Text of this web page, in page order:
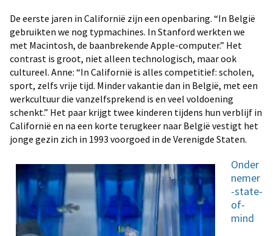
De eerste jaren in Californië zijn een openbaring. “In België
gebruikten we nog typmachines. In Stanford werkten we
met Macintosh, de baanbrekende Apple-computer.” Het
contrast is groot, niet alleen technologisch, maar ook
cultureel. Anne: “In Californië is alles competitief: scholen,
sport, zelfs vrije tijd. Minder vakantie dan in België, met een
werkcultuur die vanzelfsprekend is en veel voldoening
schenkt.” Het paar krijgt twee kinderen tijdens hun verblijf in
Californië en na een korte terugkeer naar België vestigt het
jonge gezin zich in 1993 voorgoed in de Verenigde Staten.
Onder
nemer
-state-
of-
mind